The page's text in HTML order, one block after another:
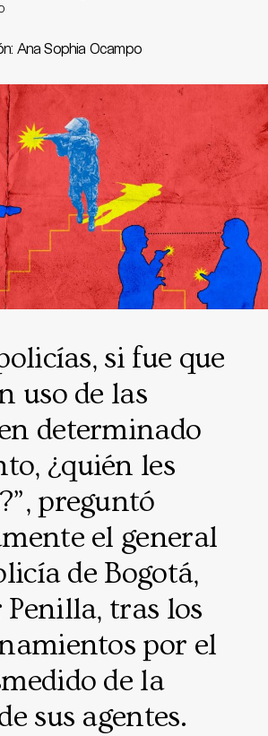
Ana Sophia Ocampo
si fue que
uso de las
determinado
¿quién les
preguntó
el general
de Bogotá,
Penilla, tras los
por el
de la
sus agentes.